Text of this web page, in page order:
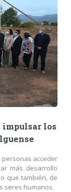
impulsar los
personas acceder
más desarrollo
que también, de
seres humanos.